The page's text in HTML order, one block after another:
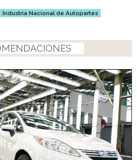
Industria Nacional de Autopartes